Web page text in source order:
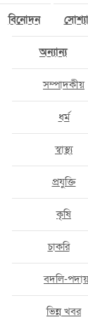
বিনোদন
অন্যান্য
সম্পাদকীয়
ধর্ম
স্বাস্থ্য
প্রযুক্তি
কৃষি
চাকরি
বদলি-
ভিন্ন খবর